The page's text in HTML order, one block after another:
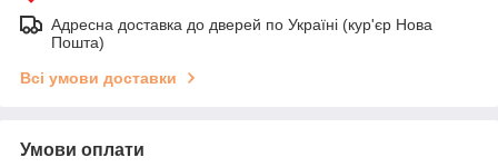
Адресна доставка до дверей по Україні (кур'єр Нова
Пошта)
Всі умови доставки
Умови оплати